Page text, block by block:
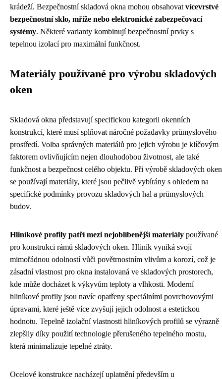
krádeží. Bezpečnostní skladová okna mohou obsahovat vícevrstvé
bezpečnostní sklo, mříže nebo elektronické zabezpečovací
systémy. Některé varianty kombinují bezpečnostní prvky s
tepelnou izolací pro maximální funkčnost.
Materiály používané pro výrobu skladových
oken
Skladová okna představují specifickou kategorii okenních
konstrukcí, které musí splňovat náročné požadavky průmyslového
prostředí. Volba správných materiálů pro jejich výrobu je klíčovým
faktorem ovlivňujícím nejen dlouhodobou životnost, ale také
funkčnost a bezpečnost celého objektu. Při výrobě skladových oken
se používají materiály, které jsou pečlivě vybírány s ohledem na
specifické podmínky provozu skladových hal a průmyslových
budov.
Hliníkové profily patří mezi nejoblíbenější materiály používané
pro konstrukci rámů skladových oken. Hliník vyniká svojí
mimořádnou odolností vůči povětrnostním vlivům a korozí, což je
zásadní vlastnost pro okna instalovaná ve skladových prostorech,
kde může docházet k výkyvům teploty a vlhkosti. Moderní
hliníkové profily jsou navíc opatřeny speciálními povrchovovými
úpravami, které ještě více zvyšují jejich odolnost a estetickou
hodnotu. Tepelně izolační vlastnosti hliníkových profilů se výrazně
zlepšily díky použití technologie přerušeného tepelného mostu,
která minimalizuje tepelné ztráty.
Ocelové konstrukce nacházejí uplatnění především u